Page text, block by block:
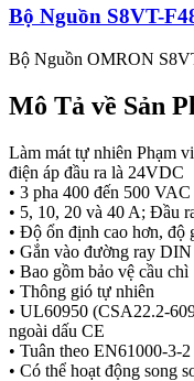
Bộ Nguồn S8VT-
Bộ Nguồn OMRON
Mô Tả về Sản
Làm mát tự nhiên Phạm
điện áp đầu ra là 24VDC
• 3 pha 400 đến 500 VAC
• 5, 10, 20 và 40 A; Đầu
• Độ ổn định cao hơn, độ
• Gắn vào đường ray DIN
• Bao gồm bảo vệ cầu chì
• Thông gió tự nhiên
• UL60950 (CSA22.2-
ngoài dấu CE
• Tuân theo EN61000-3-2
• Có thể hoạt động song